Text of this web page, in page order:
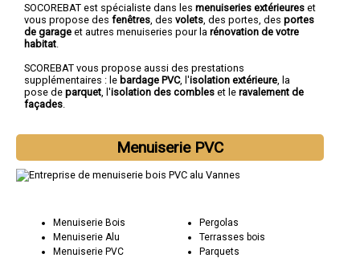
SOCOREBAT est spécialiste dans les menuiseries extérieures et
vous propose des fenêtres , des volets , des portes, des portes
de garage et autres menuiseries pour la rénovation de votre
habitat
SCOREBAT vous propose aussi des prestations
supplémentaires : le bardage PVC, l'isolation extérieure , la
pose de parquet , l'isolation des combles et le ravalement de
façades
Menuiserie PVC
Menuiserie Bois
Menuiserie Alu
Menuiserie PVC
Pergolas
Terrasses bois
Parquets